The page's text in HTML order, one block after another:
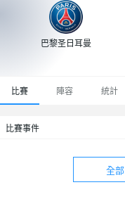
巴黎圣日耳曼
比賽 陣容 統計
比賽事件
全部